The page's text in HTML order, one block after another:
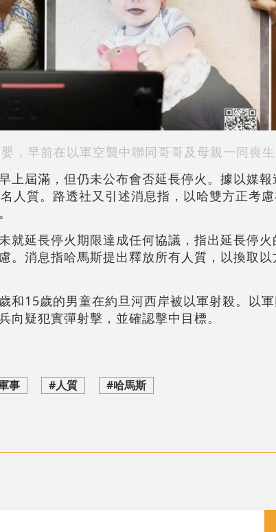
，早前在以軍空襲中聯同哥哥及母親一同喪生
上屆滿，但仍未公布會否延長停火。據以媒
人質。路透社又引述消息指，以哈雙方正考
就延長停火期限達成任何協議，指出延長停火
。消息指哈馬斯提出釋放所有人質，以換取
和15歲的男童在約旦河西岸被以軍射殺。以
疑犯實彈射擊，並確認擊中目標。
事 #人質 #哈馬斯